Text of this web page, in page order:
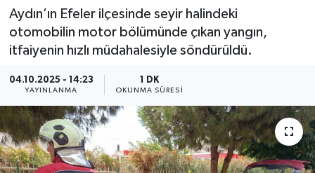
Aydın’ın Efeler ilçesinde seyir halindeki
otomobilin motor bölümünde çıkan yangın,
itfaiyenin hızlı müdahalesiyle söndürüldü.
04.10.2025 - 14:23
YAYINLANMA
1 DK
OKUNMA SÜRESI
Yaşam